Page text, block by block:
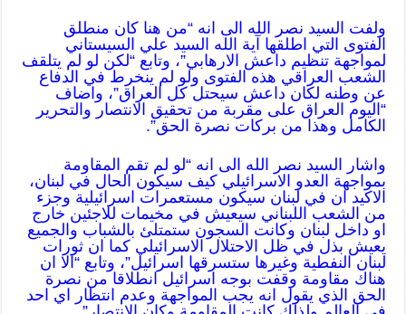
ولفت السيد نصر الله الى انه “من هنا كان منطلق
الفتوى التي اطلقها آية الله السيد علي السيستاني
لمواجهة تنظيم داعش الارهابي”، وتابع “لكن لو لم يتلقف
الشعب العراقي هذه الفتوى ولو لم ينخرط في الدفاع
عن وطنه لكان داعش سيحتل كل العراق”، واضاف
“اليوم العراق على مقربة من تحقيق الانتصار والتحرير
الكامل وهذا من بركات نصرة الحق”.
واشار السيد نصر الله الى انه “لو لم تقم المقاومة
بمواجهة العدو الاسرائيلي كيف سيكون الحال في لبنان،
الاكيد ان في لبنان سيكون مستعمرات اسرائيلية وجزء
من الشعب اللبناني سيعيش في مخيمات للاجئين خارج
او داخل لبنان وكانت السجون ستمتلئ بالشباب والجميع
يعيش بذل في ظل الاحتلال الاسرائيلي كما ان ثورات
لبنان النفطية وغيرها ستسرقها اسرائيل”، وتابع “الا ان
هناك مقاومة وقفت بوجه اسرائيل انطلاقا من نصرة
الحق الذي يقول انه يجب المواجهة وعدم انتظار اي احد